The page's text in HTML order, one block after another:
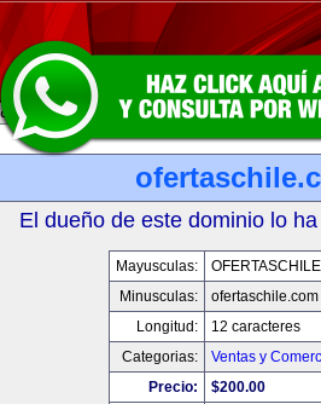
El dueño de este dominio lo
Mayusculas:
Minusculas:
ofertaschile.com
Longitud:
12 caracteres
Categorias:
Ventas y
Precio:
$200.00